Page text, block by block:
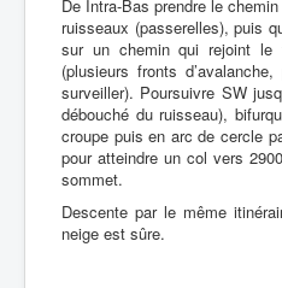
De Intra-Bas prendre le
ruisseaux (passerelles), puis
sur un chemin qui rejoint le
(plusieurs fronts
surveiller). Poursuivre SW
débouché du ruisseau),
croupe puis en arc de cercle
pour atteindre un col vers
sommet.
Descente par le même
neige est sûre.